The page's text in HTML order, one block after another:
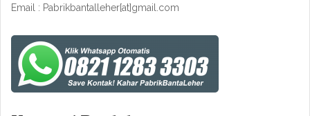
Email : Pabrikbantalleher[at]gmail.com